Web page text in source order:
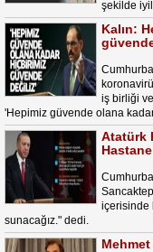
şekilde
Kalın:
iş birliği
'Hepimiz güvende olana
Atatürk
Hastane
içerisinde
sunacağız." dedi.